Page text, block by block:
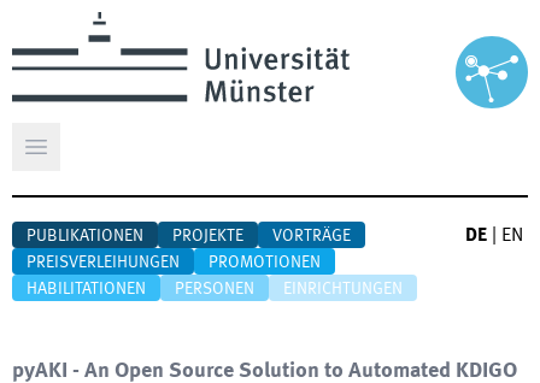
Hauptmenü öffnen
PUBLIKATIONEN PROJEKTE
VORTRÄGE
PREISVERLEIHUNGEN
PROMOTIONEN
HABILITATIONEN
PERSONEN EINRICHTUNGEN
DE EN
pyAKI - An Open Source Solution to Automated KDIGO